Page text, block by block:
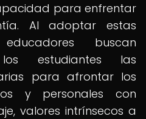
para enfrentar
Al adoptar estas
buscan
estudiantes las
para afrontar los
y personales con
valores intrínsecos a